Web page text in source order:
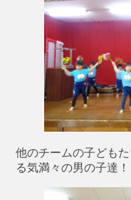
他のチームの子ども
る気満々の男の子達！